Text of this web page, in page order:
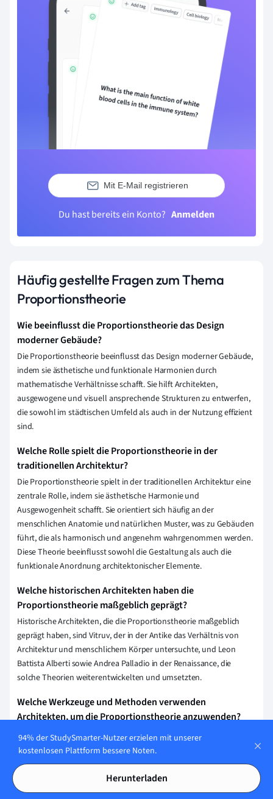
Mit E-Mail registrieren
Du hast bereits ein Konto? Anmelden
Häufig gestellte Fragen zum Thema
Proportionstheorie
Wie beeinflusst die Proportionstheorie das Design
moderner Gebäude?
Die Proportionstheorie beeinflusst das Design moderner Gebäude,
indem sie ästhetische und funktionale Harmonien durch
mathematische Verhältnisse schafft. Sie hilft Architekten,
ausgewogene und visuell ansprechende Strukturen zu entwerfen,
die sowohl im städtischen Umfeld als auch in der Nutzung effizient
sind.
Welche Rolle spielt die Proportionstheorie in der
traditionellen Architektur?
Die Proportionstheorie spielt in der traditionellen Architektur eine
zentrale Rolle, indem sie ästhetische Harmonie und
Ausgewogenheit schafft. Sie orientiert sich häufig an der
menschlichen Anatomie und natürlichen Muster, was zu Gebäuden
führt, die als harmonisch und angenehm wahrgenommen werden.
Diese Theorie beeinflusst sowohl die Gestaltung als auch die
funktionale Anordnung architektonischer Elemente.
Welche historischen Architekten haben die
Proportionstheorie maßgeblich geprägt?
Historische Architekten, die die Proportionstheorie maßgeblich
geprägt haben, sind Vitruv, der in der Antike das Verhältnis von
Architektur und menschlichem Körper untersuchte, und Leon
Battista Alberti sowie Andrea Palladio in der Renaissance, die
solche Theorien weiterentwickelten und umsetzten.
Welche Werkzeuge und Methoden verwenden
Architekten, um die Proportionstheorie anzuwenden?
Architekten verwenden Werkzeuge wie den goldenen Schnitt, das
Modulor-System von Le Corbusier, und das Verhältnis der
Fibonacci-Folge. Zudem nutzen sie Zeichensoftware und CAD-
Programme zur Visualisierung und präzisen Planung von
Proportionen in Entwürfen.
94% der StudySmarter-Nutzer erzielen mit unserer
kostenlosen Plattform bessere Noten.
Herunterladen